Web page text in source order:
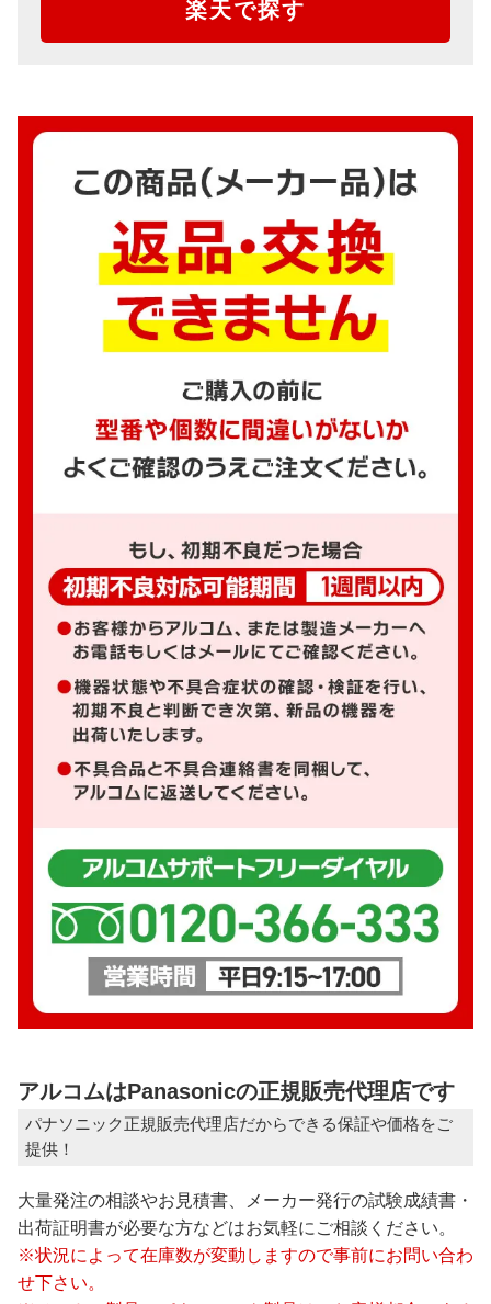
楽天で探す
アルコムはPanasonicの正規販売代理店です
パナソニック正規販売代理店だからできる保証や価格をご
提供！
大量発注の相談やお見積書、メーカー発行の試験成績書・
出荷証明書が必要な方などはお気軽にご相談ください。
※状況によって在庫数が変動しますので事前にお問い合わ
せ下さい。